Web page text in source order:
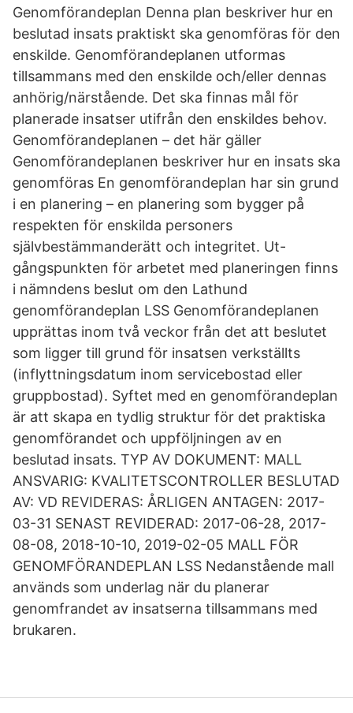
Genomförandeplan Denna plan beskriver hur en
beslutad insats praktiskt ska genomföras för den
enskilde. Genomförandeplanen utformas
tillsammans med den enskilde och/eller dennas
anhörig/närstående. Det ska finnas mål för
planerade insatser utifrån den enskildes behov.
Genomförandeplanen – det här gäller
Genomförandeplanen beskriver hur en insats ska
genomföras En genomförandeplan har sin grund
i en planering – en planering som bygger på
respekten för enskilda personers
självbestämmanderätt och integritet. Ut-
gångspunkten för arbetet med planeringen finns
i nämndens beslut om den Lathund
genomförandeplan LSS Genomförandeplanen
upprättas inom två veckor från det att beslutet
som ligger till grund för insatsen verkställts
(inflyttningsdatum inom servicebostad eller
gruppbostad). Syftet med en genomförandeplan
är att skapa en tydlig struktur för det praktiska
genomförandet och uppföljningen av en
beslutad insats. TYP AV DOKUMENT: MALL
ANSVARIG: KVALITETSCONTROLLER BESLUTAD
AV: VD REVIDERAS: ÅRLIGEN ANTAGEN: 2017-
03-31 SENAST REVIDERAD: 2017-06-28, 2017-
08-08, 2018-10-10, 2019-02-05 MALL FÖR
GENOMFÖRANDEPLAN LSS Nedanstående mall
används som underlag när du planerar
genomfrandet av insatserna tillsammans med
brukaren.